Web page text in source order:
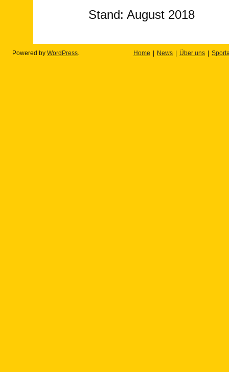
Stand: August 2018
Powered by WordPress. Home News Über uns